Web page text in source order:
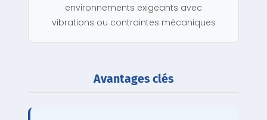
environnements exigeants avec
vibrations ou contraintes mécaniques
Avantages clés